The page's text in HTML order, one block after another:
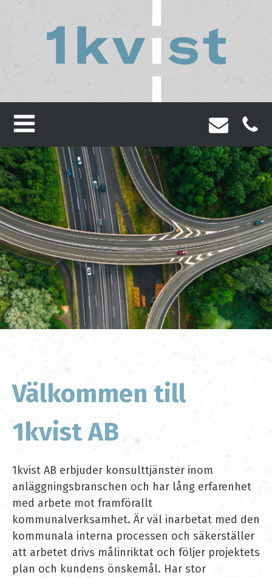
Välkommen till
1kvist AB
1kvist AB erbjuder konsulttjänster inom
anläggningsbranschen och har lång erfarenhet
med arbete mot framförallt
kommunalverksamhet. Är väl inarbetat med den
kommunala interna processen och säkerställer
att arbetet drivs målinriktat och följer projektets
plan och kundens önskemål. Har stor